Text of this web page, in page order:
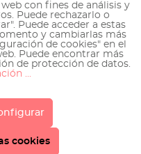
con fines de análisis y
Puede rechazarlo o
Puede acceder a estas
y cambiarlas más
de cookies" en el
Puede encontrar más
de protección de datos.
...
cookies